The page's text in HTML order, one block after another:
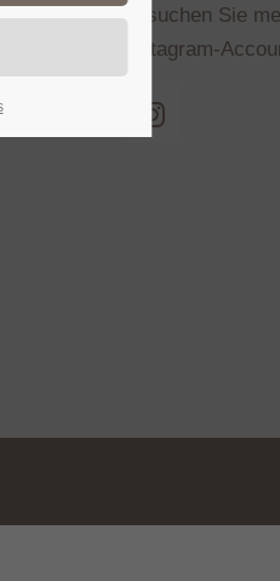
Besuchen Sie
Instagram-